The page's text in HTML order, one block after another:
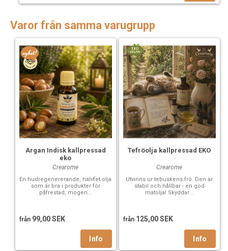
Varor från samma varugrupp
Argan Indisk kallpressad
eko
Crearome
En hudregenererande, halvfet olja
som är bra i produkter för
påfrestad, mogen...
från 99,00 SEK
Tefröolja kallpressad EKO
Crearome
Utvinns ur tebuskens frö. Den är
stabil och hållbar - en god
matolja! Skyddar...
från 125,00 SEK